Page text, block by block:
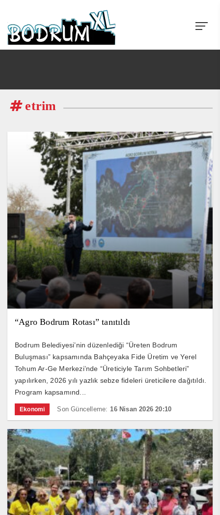
etrim
“Agro Bodrum Rotası” tanıtıldı
Bodrum Belediyesi’nin düzenlediği “Üreten Bodrum
Buluşması” kapsamında Bahçeyaka Fide Üretim ve Yerel
Tohum Ar-Ge Merkezi’nde “Üreticiyle Tarım Sohbetleri”
yapılırken, 2026 yılı yazlık sebze fideleri üreticilere dağıtıldı.
Program kapsamınd...
Ekonomi Son Güncelleme: 16 Nisan 2026 20:10